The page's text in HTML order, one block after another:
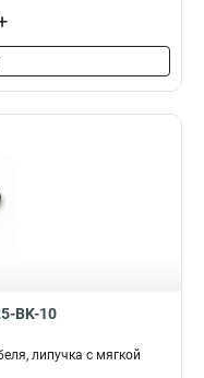
BK-10
липучка с мягкой